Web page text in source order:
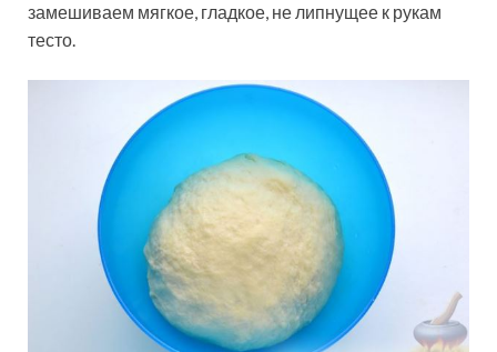
замешиваем мягкое, гладкое, не липнущее к рукам
тесто.